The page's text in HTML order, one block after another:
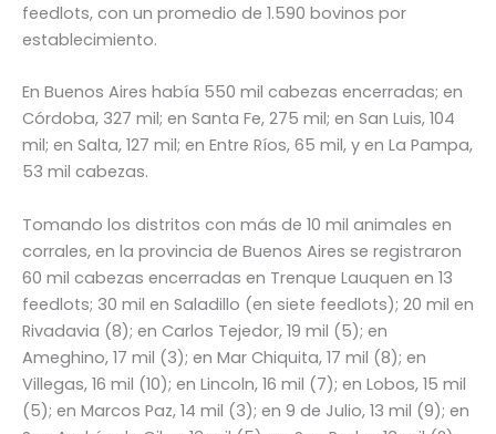
feedlots, con un promedio de 1.590 bovinos por
establecimiento.
En Buenos Aires había 550 mil cabezas encerradas; en
Córdoba, 327 mil; en Santa Fe, 275 mil; en San Luis, 104
mil; en Salta, 127 mil; en Entre Ríos, 65 mil, y en La Pampa,
53 mil cabezas.
Tomando los distritos con más de 10 mil animales en
corrales, en la provincia de Buenos Aires se registraron
60 mil cabezas encerradas en Trenque Lauquen en 13
feedlots; 30 mil en Saladillo (en siete feedlots); 20 mil en
Rivadavia (8); en Carlos Tejedor, 19 mil (5); en
Ameghino, 17 mil (3); en Mar Chiquita, 17 mil (8); en
Villegas, 16 mil (10); en Lincoln, 16 mil (7); en Lobos, 15 mil
(5); en Marcos Paz, 14 mil (3); en 9 de Julio, 13 mil (9); en